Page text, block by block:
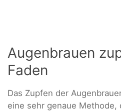
Augenbrauen
Faden
Das Zupfen der
eine sehr genaue Methode,